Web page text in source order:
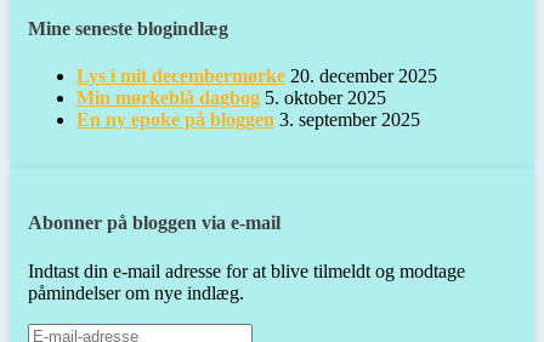
Mine seneste blogindlæg
Lys i mit decembermørke 20. december 2025
Min mørkeblå dagbog 5. oktober 2025
En ny epoke på bloggen 3. september 2025
Abonner på bloggen via e-mail
Indtast din e-mail adresse for at blive tilmeldt og modtage
påmindelser om nye indlæg.
E-